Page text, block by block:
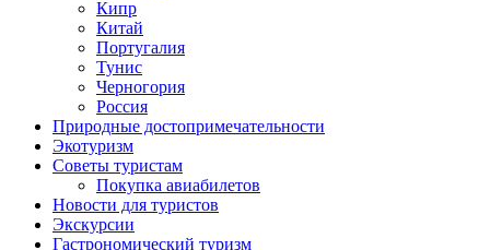
Кипр
Китай
Португалия
Тунис
Черногория
Россия
Природные достопримечательности
Экотуризм
Советы туристам
Покупка авиабилетов
Новости для туристов
Экскурсии
Гастрономический туризм